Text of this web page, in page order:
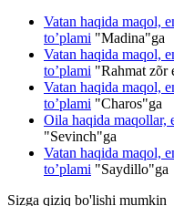
Vatan haqida maqol,
to’plami "Madina"ga
Vatan haqida maqol,
to’plami "Rahmat zõr
Vatan haqida maqol,
to’plami "Charos"ga
Oila haqida maqollar,
"Sevinch"ga
Vatan haqida maqol,
to’plami "Saydillo"ga
Sizga qiziq bo'lishi mumkin